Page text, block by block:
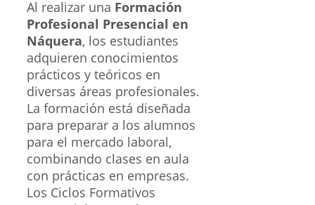
Al realizar una Formación
Profesional Presencial en
Náquera, los estudiantes
adquieren conocimientos
prácticos y teóricos en
diversas áreas profesionales.
La formación está diseñada
para preparar a los alumnos
para el mercado laboral,
combinando clases en aula
con prácticas en empresas.
Los Ciclos Formativos